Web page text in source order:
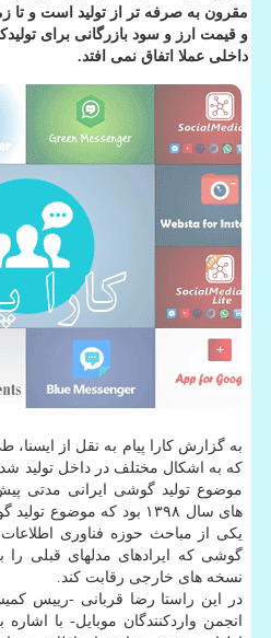
مقرون به صرفه تر از تولید است و تا
و قیمت ارز و سود بازرگانی برای
داخلی عملا اتفاق نمی افتد.
به گزارش کارا پیام به نقل از
که به اشکال مختلف در داخل تولید شده
موضوع تولید گوشی ایرانی مدتی
های سال ۱۳۹۸ بود که موضوع
یکی از مباحث حوزه فناوری اطلاعات
گوشی که ایرادهای مدلهای قبلی را
نسخه های خارجی رقابت کند.
در این راستا رضا قربانی -رییس
انجمن واردکنندگان موبایل- با